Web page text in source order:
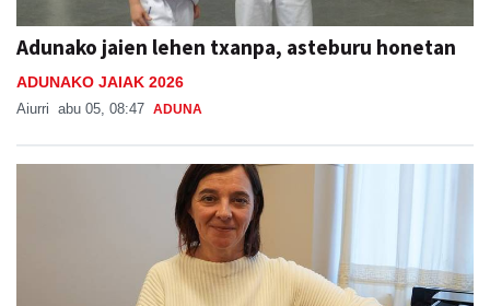
Adunako jaien lehen txanpa, asteburu honetan
ADUNAKO JAIAK 2026
Aiurri abu 05, 08:47 ADUNA